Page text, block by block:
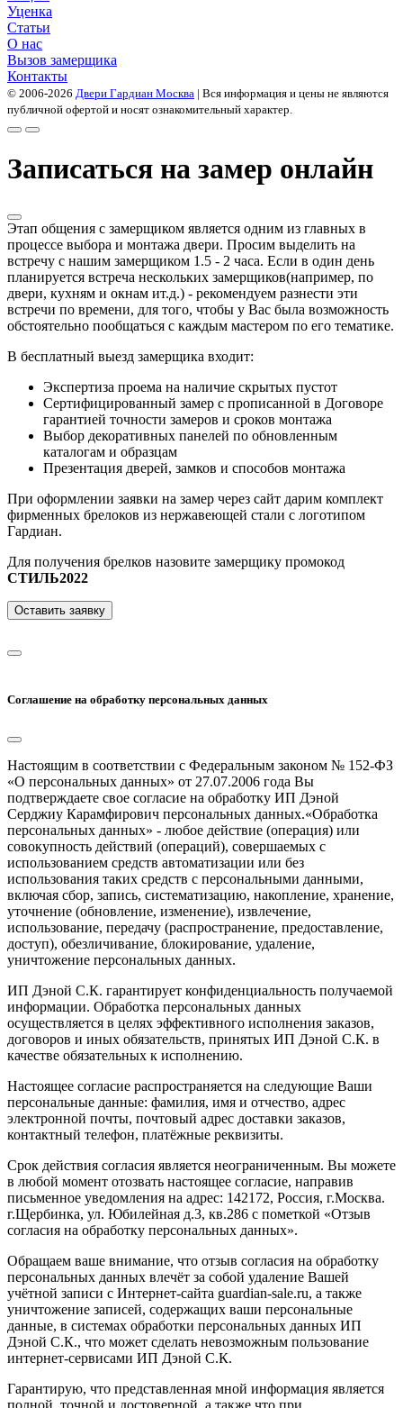
Уценка
Статьи
О нас
Вызов замерщика
Контакты
© 2006-2026 Двери Гардиан Москва | Вся информация и цены не являются
публичной офертой и носят ознакомительный характер.
Записаться на замер онлайн
Этап общения с замерщиком является одним из главных в
процессе выбора и монтажа двери. Просим выделить на
встречу с нашим замерщиком 1.5 - 2 часа. Если в один день
планируется встреча нескольких замерщиков(например, по
двери, кухням и окнам ит.д.) - рекомендуем разнести эти
встречи по времени, для того, чтобы у Вас была возможность
обстоятельно пообщаться с каждым мастером по его тематике.
В бесплатный выезд замерщика входит:
Экспертиза проема на наличие скрытых пустот
Сертифицированный замер с прописанной в Договоре
гарантией точности замеров и сроков монтажа
Выбор декоративных панелей по обновленным
каталогам и образцам
Презентация дверей, замков и способов монтажа
При оформлении заявки на замер через сайт дарим комплект
фирменных брелоков из нержавеющей стали с логотипом
Гардиан.
Для получения брелков назовите замерщику промокод
СТИЛЬ2022
Оставить заявку
Соглашение на обработку персональных данных
Настоящим в соответствии с Федеральным законом № 152-ФЗ
«О персональных данных» от 27.07.2006 года Вы
подтверждаете свое согласие на обработку ИП Дэной
Серджиу Карамфирович персональных данных.«Обработка
персональных данных» - любое действие (операция) или
совокупность действий (операций), совершаемых с
использованием средств автоматизации или без
использования таких средств с персональными данными,
включая сбор, запись, систематизацию, накопление, хранение,
уточнение (обновление, изменение), извлечение,
использование, передачу (распространение, предоставление,
доступ), обезличивание, блокирование, удаление,
уничтожение персональных данных.
ИП Дэной С.К. гарантирует конфиденциальность получаемой
информации. Обработка персональных данных
осуществляется в целях эффективного исполнения заказов,
договоров и иных обязательств, принятых ИП Дэной С.К. в
качестве обязательных к исполнению.
Настоящее согласие распространяется на следующие Ваши
персональные данные: фамилия, имя и отчество, адрес
электронной почты, почтовый адрес доставки заказов,
контактный телефон, платёжные реквизиты.
Срок действия согласия является неограниченным. Вы можете
в любой момент отозвать настоящее согласие, направив
письменное уведомления на адрес: 142172, Россия, г.Москва.
г.Щербинка, ул. Юбилейная д.3, кв.286 с пометкой «Отзыв
согласия на обработку персональных данных».
Обращаем ваше внимание, что отзыв согласия на обработку
персональных данных влечёт за собой удаление Вашей
учётной записи с Интернет-сайта guardian-sale.ru, а также
уничтожение записей, содержащих ваши персональные
данные, в системах обработки персональных данных ИП
Дэной С.К., что может сделать невозможным пользование
интернет-сервисами ИП Дэной С.К.
Гарантирую, что представленная мной информация является
полной, точной и достоверной, а также что при